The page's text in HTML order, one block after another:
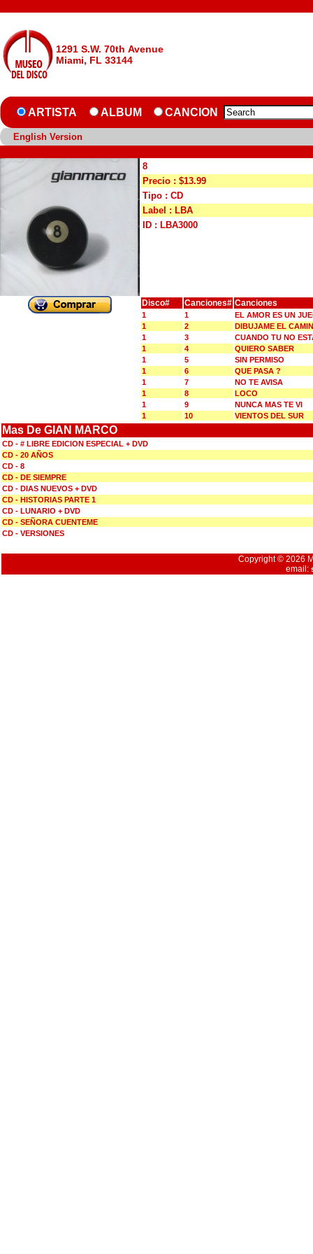
1291 S.W. 70th Avenue
Miami, FL 33144
ARTISTA ALBUM CANCION
English Version
8
Precio : $13.99
Tipo : CD
Label : LBA
ID : LBA3000
Disco# Canciones# Canciones
1 1
EL AMOR ES UN
1
2
DIBUJAME EL
1
3
CUANDO TU NO
1
4
QUIERO SABER
1
5
SIN PERMISO
1
6
QUE PASA ?
1
7
NO TE AVISA
1
8
LOCO
1
9
NUNCA MAS TE VI
1
10 VIENTOS DEL SUR
Mas De GIAN MARCO
CD - # LIBRE EDICION ESPECIAL + DVD
CD - 20 AÑOS
CD - 8
CD - DE SIEMPRE
CD - DIAS NUEVOS + DVD
CD - HISTORIAS PARTE 1
CD - LUNARIO + DVD
CD - SEÑORA CUENTEME
CD - VERSIONES
Copyright © 2026
email: